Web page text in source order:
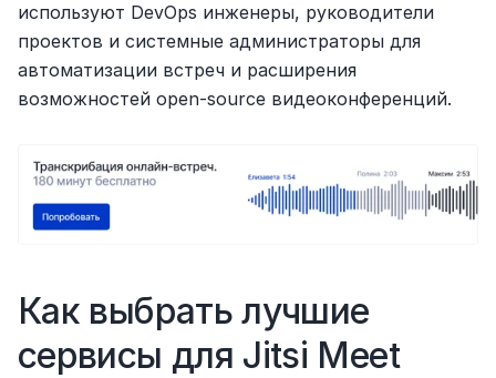
используют DevOps инженеры, руководители
проектов и системные администраторы для
автоматизации встреч и расширения
возможностей open-source видеоконференций.
Как выбрать лучшие
сервисы для Jitsi Meet